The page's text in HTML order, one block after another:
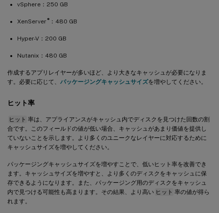
vSphere：250 GB
XenServer ®：480 GB
Hyper-V：200 GB
Nutanix：480 GB
作成するアプリレイヤーが多いほど、より大きなキャッシュが必要になりま
す。必要に応じて、 パッケージングキャッシュサイズを増やしてください。
ヒット率
ヒット 率は、アプライアンスがキャッシュ内でディスクを見つけた回数の割
合です。このフィールドの値が低い場合、キャッシュがあまり価値を提供し
ていないことを示します。より多くのユニークなレイヤーに対応するために
キャッシュサイズを増やしてください。
パッケージングキャッシュサイズを増やすことで、低いヒット率を改善でき
ます。キャッシュサイズを増やすと、より多くのディスクをキャッシュに保
存できるようになります。また、パッケージング用のディスクをキャッシュ
内で見つける可能性も高まります。その結果、より高い ヒット 率の値が得ら
れます。